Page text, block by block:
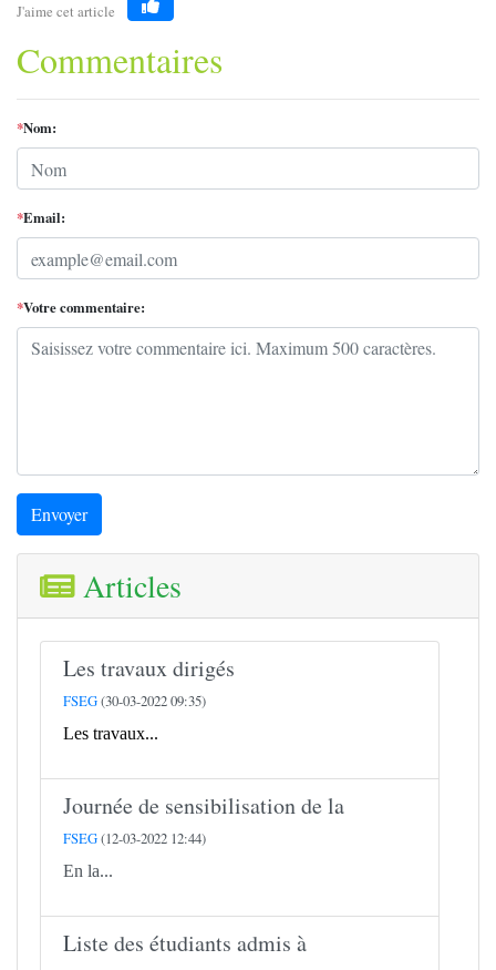
J'aime cet article
Like
Commentaires
*Nom:
*Email:
*Votre commentaire:
Envoyer
Articles
Les travaux dirigés
FSEG(30-03-2022 09:35)
Les travaux...
Journée de sensibilisation de la
FSEG(12-03-2022 12:44)
En la...
Liste des étudiants admis à